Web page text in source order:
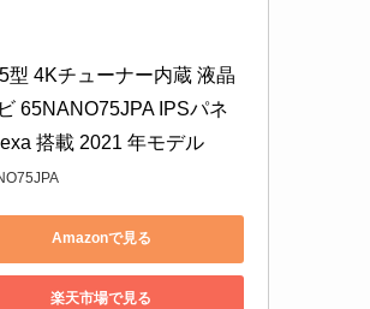
型 4Kチューナー内蔵 液晶
65NANO75JPA IPSパネ
搭載 2021 年モデル
Amazonで見る
楽天市場で見る